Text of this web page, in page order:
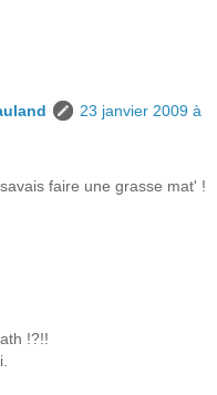
23 janvier 2009 à
faire une grasse mat' !
!?!!